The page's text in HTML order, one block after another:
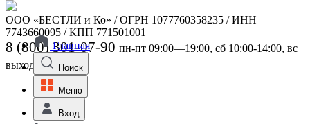
ООО «БЕСТЛИ и Ко» / ОГРН 1077760358235 / ИНН
7743660095 / КПП 771501001
8 (800) 301-07-90 пн-пт 09:00—19:00, сб 10:00-14:00, вс
выходной
Главная
Поиск
Меню
Вход